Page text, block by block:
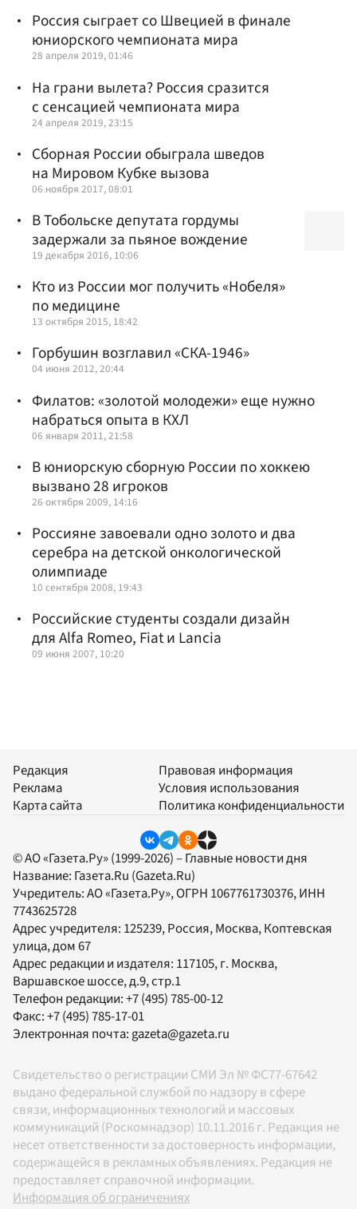
Россия сыграет со Швецией в финале
юниорского чемпионата мира
28 апреля 2019, 01:46
На грани вылета? Россия сразится
с сенсацией чемпионата мира
24 апреля 2019, 23:15
Сборная России обыграла шведов
на Мировом Кубке вызова
06 ноября 2017, 08:01
В Тобольске депутата гордумы
задержали за пьяное вождение
19 декабря 2016, 10:06
Кто из России мог получить «Нобеля»
по медицине
13 октября 2015, 18:42
Горбушин возглавил «СКА-1946»
04 июня 2012, 20:44
Филатов: «золотой молодежи» еще нужно
набраться опыта в КХЛ
06 января 2011, 21:58
В юниорскую сборную России по хоккею
вызвано 28 игроков
26 октября 2009, 14:16
Россияне завоевали одно золото и два
серебра на детской онкологической
олимпиаде
10 сентября 2008, 19:43
Российские студенты создали дизайн
для Alfa Romeo, Fiat и Lancia
09 июня 2007, 10:20
Редакция
Реклама
Карта сайта
Правовая информация
Условия использования
Политика конфиденциальности
© АО «Газета.Ру» (1999-2026) – Главные новости дня
Название: Газета.Ru (Gazeta.Ru)
Учредитель:АО «Газета.Ру», ОГРН 1067761730376, ИНН
7743625728
Адрес учредителя: 125239, Россия, Москва, Коптевская
улица, дом 67
Адрес редакции и издателя: 117105, г. Москва,
Варшавское шоссе, д.9, стр.1
Телефон редакции:+7 (495) 785-00-12
Факс:+7 (495) 785-17-01
Электронная почта:gazeta@gazeta.ru
Свидетельство о регистрации СМИ Эл № ФС77-67642
выдано федеральной службой по надзору в сфере
связи, информационных технологий и массовых
коммуникаций (Роскомнадзор) 10.11.2016 г. Редакция не
несет ответственности за достоверность информации,
содержащейся в рекламных объявлениях. Редакция не
предоставляет справочной информации.
Информация об ограничениях